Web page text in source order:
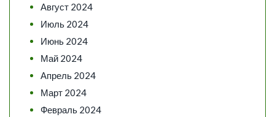
Август 2024
Июль 2024
Июнь 2024
Май 2024
Апрель 2024
Март 2024
Февраль 2024